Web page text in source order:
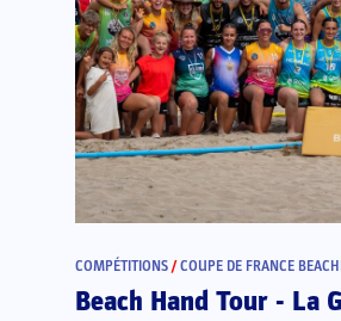
COMPÉTITIONS /COUPE DE FRANCE
Beach Hand Tour - La